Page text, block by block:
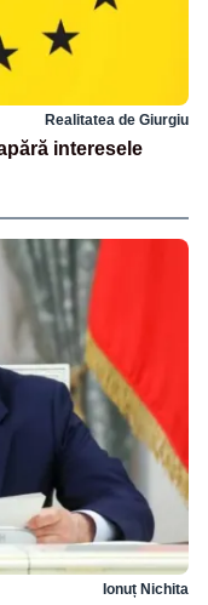
Realitatea de Giurgiu
interesele
Ionuț Nichita